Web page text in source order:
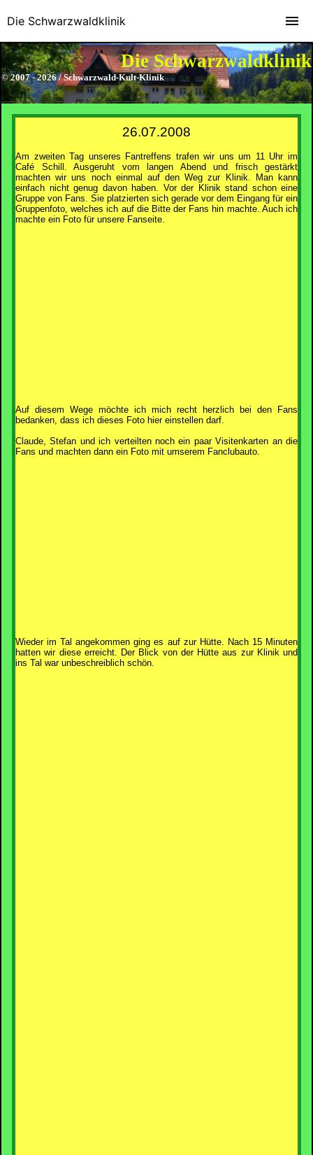
Die Schwarzwaldklinik
© 2007 - 2026 / Schwarzwald-Kult-Klinik
26.07.2008
Am zweiten Tag unseres Fantreffens trafen wir uns um 11 Uhr im
Café Schill. Ausgeruht vom langen Abend und frisch gestärkt
machten wir uns noch einmal auf den Weg zur Klinik. Man kann
einfach nicht genug davon haben. Vor der Klinik stand schon eine
Gruppe von Fans. Sie platzierten sich gerade vor dem Eingang für ein
Gruppenfoto, welches ich auf die Bitte der Fans hin machte. Auch ich
machte ein Foto für unsere Fanseite.
Auf diesem Wege möchte ich mich recht herzlich bei den Fans
bedanken, dass ich dieses Foto hier einstellen darf.
Claude, Stefan und ich verteilten noch ein paar Visitenkarten an die
Fans und machten dann ein Foto mit umserem Fanclubauto.
Wieder im Tal angekommen ging es auf zur Hütte. Nach 15 Minuten
hatten wir diese erreicht. Der Blick von der Hütte aus zur Klinik und
ins Tal war unbeschreiblich schön.
Die Schwarzwaldklinik